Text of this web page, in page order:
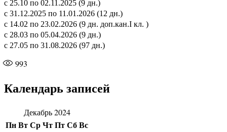
с 25.10 по 02.11.2025 (9 дн.)
с 31.12.2025 по 11.01.2026 (12 дн.)
с 14.02 по 23.02.2026 (9 дн. доп.кан.I кл. )
с 28.03 по 05.04.2026 (9 дн.)
с 27.05 по 31.08.2026 (97 дн.)
993
Календарь записей
Декабрь 2024
ПнВтСрЧтПтСбВс